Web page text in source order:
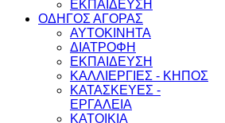
ΕΚΠΑΙΔΕΥΣΗ
ΟΔΗΓΟΣ ΑΓΟΡΑΣ
ΑΥΤΟΚΙΝΗΤΑ
ΔΙΑΤΡΟΦΗ
ΕΚΠΑΙΔΕΥΣΗ
ΚΑΛΛΙΕΡΓΙΕΣ - ΚΗΠΟΣ
ΚΑΤΑΣΚΕΥΕΣ -
ΕΡΓΑΛΕΙΑ
ΚΑΤΟΙΚΙΑ